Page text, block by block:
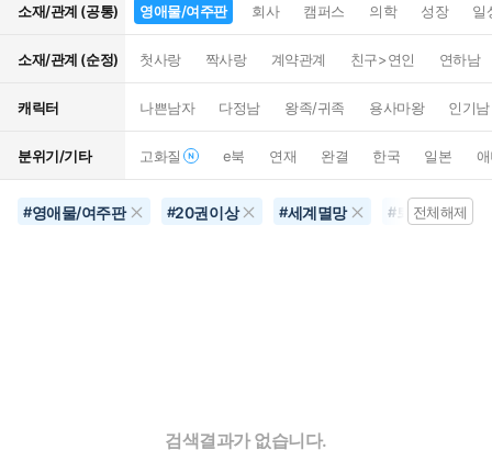
소재/관계 (공통) 영애물/여주판 회사 캠퍼스 의학 성장 일
소재/관계 (순정) 첫사랑 짝사랑 계약관계 친구>연인 연하남
캐릭터 나쁜남자 다정남 왕족/귀족 용사마왕 인기남
분위기/기타 고화질 e북 연재 완결 한국 일본
#영애물/여주판 #20권이상 #세계멸망 #퇴마전체해제
검색결과가 없습니다.